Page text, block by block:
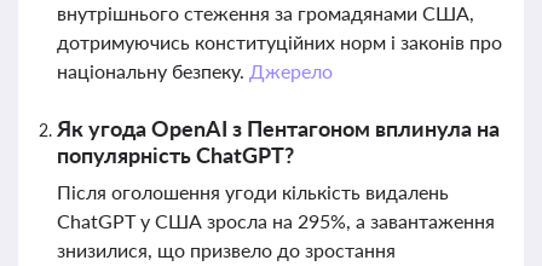
внутрішнього стеження за громадянами США,
дотримуючись конституційних норм і законів про
національну безпеку. Джерело
Як угода OpenAI з Пентагоном вплинула на
популярність ChatGPT?
Після оголошення угоди кількість видалень
ChatGPT у США зросла на 295%, а завантаження
знизилися, що призвело до зростання